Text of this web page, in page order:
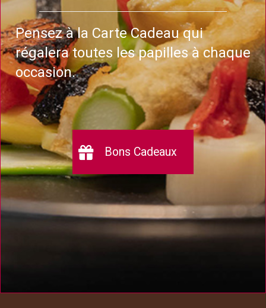
Pensez à la Carte Cadeau qui
régalera toutes les papilles à chaque
occasion.
Bons Cadeaux